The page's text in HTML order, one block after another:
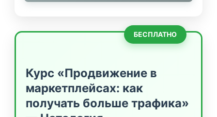
БЕСПЛАТНО
Курс «Продвижение в
маркетплейсах: как
получать больше трафика»